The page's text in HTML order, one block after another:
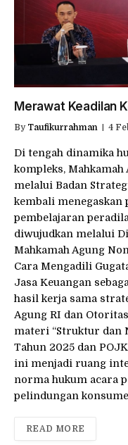
Merawat Keadilan
By Taufikurrahman 4
Di tengah dinamika
kompleks,
melalui Badan
kembali menegaskan
pembelajaran
diwujudkan melalui
Mahkamah Agung
Cara Mengadili
Jasa Keuangan
hasil kerja sama
Agung RI dan
materi “Struktur dan
Tahun 2025 dan
ini menjadi ruang
norma hukum acara
pelindungan
READ MORE